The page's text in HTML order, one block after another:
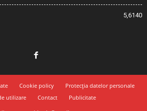
5,6140
Cookie policy
Protecția datelor personale
utilizare
Contact
Publicitate